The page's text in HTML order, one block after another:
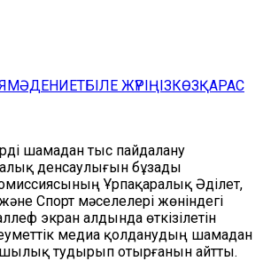
МӘДЕНИЕТБІЛЕ ЖҮРІҢІЗКӨЗҚАРАС
шамадан тыс пайдалану
денсаулығын бұзады
Ұрпақаралық Әділет,
Спорт мәселелері жөніндегі
экран алдында өткізілетін
медиа қолданудың шамадан
тудырып отырғанын айтты.